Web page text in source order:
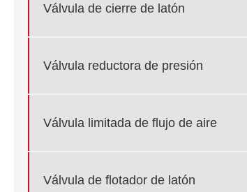
Válvula de cierre de latón
Válvula reductora de presión
Válvula limitada de flujo de aire
Válvula de flotador de latón